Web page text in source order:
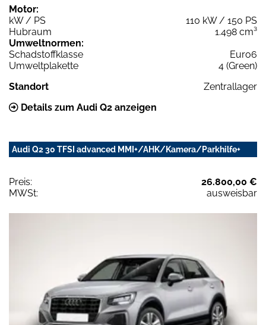
Motor:
kW / PS
110 kW / 150 PS
Hubraum
1.498 cm³
Umweltnormen:
Schadstoffklasse
Euro6
Umweltplakette
4 (Green)
Standort
Zentrallager
Details zum Audi Q2 anzeigen
Audi Q2 30 TFSI advanced MMI+/AHK/Kamera/Parkhilfe+
Preis:
26.800,00 €
MWSt:
ausweisbar